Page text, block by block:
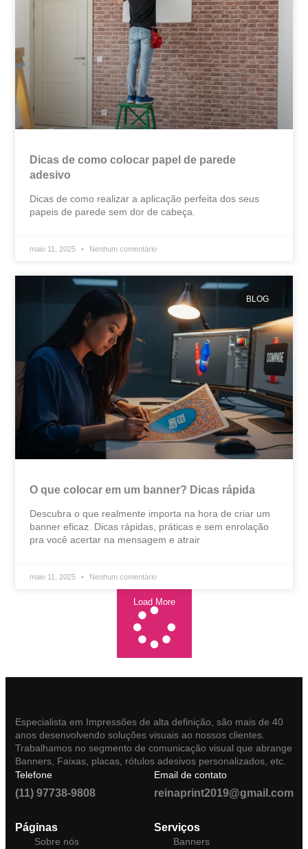
Dicas de como colocar papel de parede​
adesivo
Dicas de como realizar a aplicação perfeita dos seus
papeis de parede sem dor de cabeça.
maio 11, 2025 Nenhum comentário
BLOG
O que colocar em um banner? Dicas rápida
Descubra o que realmente importa na hora de criar um
banner eficaz. Dicas rápidas, práticas e sem enrolação
pra você acertar na mensagem e atrair
maio 11, 2025 Nenhum comentário
Load More
Especialista em Impressões de alta definição, são mais de 40
anos desenvolvendo soluções visuais ao nossos clientes.
Trabalhamos no segmento de comunicação visual que abrange
Banners, Faixas, placas, rótulos adesivos personalizados, etc.
Telefone
(11) 97738-9808
Email de contato
reinaprint2019@gmail.com
Páginas
Sobre nós
Serviços
Banners